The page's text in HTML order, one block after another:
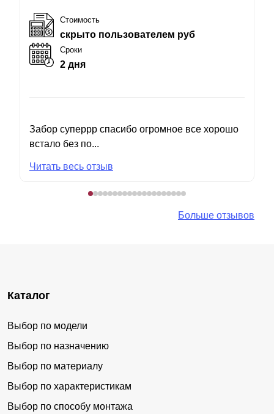
Стоимость
скрыто пользователем руб
Сроки
2 дня
Забор суперрр спасибо огромное все хорошо
встало без по...
Читать весь отзыв
Больше отзывов
Каталог
Выбор по модели
Выбор по назначению
Выбор по материалу
Выбор по характеристикам
Выбор по способу монтажа